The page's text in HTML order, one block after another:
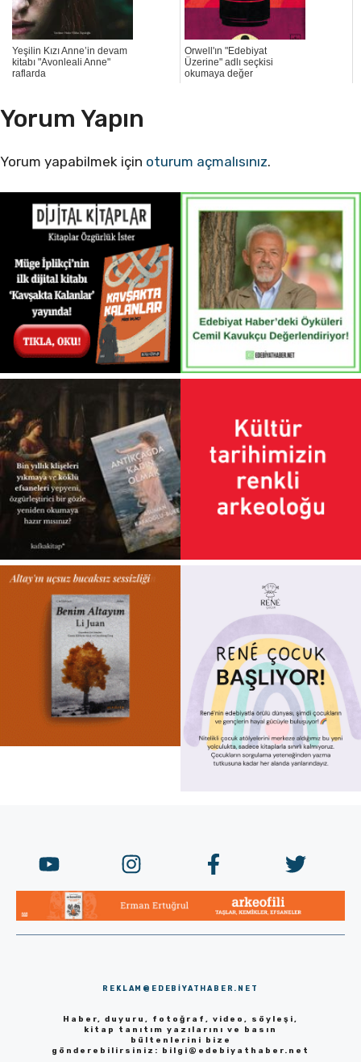
Yeşilin Kızı Anne’in devam
kitabı "Avonleali Anne"
raflarda
Orwell'ın "Edebiyat
Üzerine" adlı seçkisi
okumaya değer
Yorum Yapın
Yorum yapabilmek için oturum açmalısınız.
REKLAM@EDEBIYATHABER.NET
Haber, duyuru, fotoğraf, video, söyleşi,
kitap tanıtım yazılarını ve basın
bültenlerini bize
gönderebilirsiniz: bilgi@edebiyathaber.net